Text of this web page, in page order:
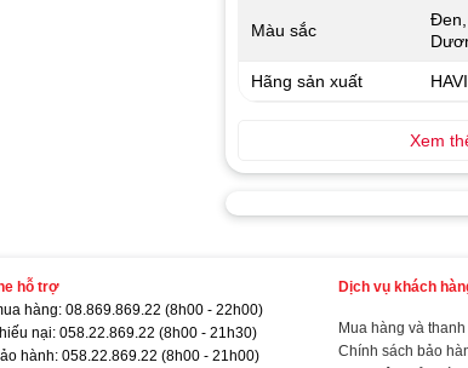
Màu sắc
Đen,
Hãng sản xuất
Xem
hỗ trợ
hàng: 08.869.869.22 (8h00 - 22h00)
nại: 058.22.869.22 (8h00 - 21h30)
hành: 058.22.869.22 (8h00 - 21h00)
Dịch vụ khách
Mua hàng và
Chính sách bảo